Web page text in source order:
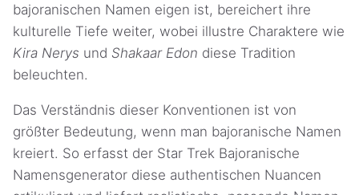
bajoranischen Namen eigen ist, bereichert ihre
kulturelle Tiefe weiter, wobei illustre Charaktere wie
Kira Nerys und Shakaar Edon diese Tradition
beleuchten.
Das Verständnis dieser Konventionen ist von
größter Bedeutung, wenn man bajoranische Namen
kreiert. So erfasst der Star Trek Bajoranische
Namensgenerator diese authentischen Nuancen